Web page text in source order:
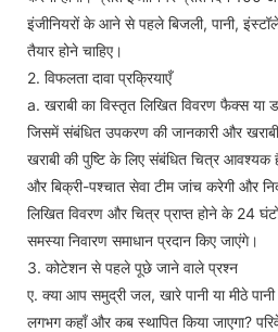
इंजीनियरों के आने से पहले बिजली, पानी,
तैयार होने चाहिए।
2. विफलता दावा प्रक्रियाएँ
a. खराबी का विस्तृत लिखित विवरण फैक्स या
जिसमें संबंधित उपकरण की जानकारी और
खराबी की पुष्टि के लिए संबंधित चित्र
और बिक्री-पश्चात सेवा टीम जांच करेगी और
लिखित विवरण और चित्र प्राप्त होने के 24
समस्या निवारण समाधान प्रदान किए जाएंगे।
3. कोटेशन से पहले पूछे जाने वाले प्रश्न
ए. क्या आप समुद्री जल, खारे पानी या मीठे
लगभग कहाँ और कब स्थापित किया जाएगा?